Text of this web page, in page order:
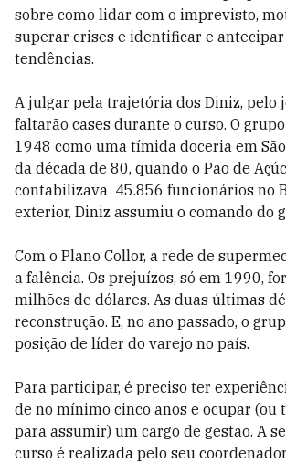
sobre como lidar com o imprevisto,
superar crises e identificar e
tendências.
A julgar pela trajetória dos Diniz, pelo
faltarão cases durante o curso. O
1948 como uma tímida doceria em
da década de 80, quando o Pão de
contabilizava 45.856 funcionários no
exterior, Diniz assumiu o comando do
Com o Plano Collor, a rede de
a falência. Os prejuízos, só em 1990,
milhões de dólares. As duas últimas
reconstrução. E, no ano passado, o
posição de líder do varejo no país.
Para participar, é preciso ter
de no mínimo cinco anos e ocupar (ou
para assumir) um cargo de gestão. A
curso é realizada pelo seu